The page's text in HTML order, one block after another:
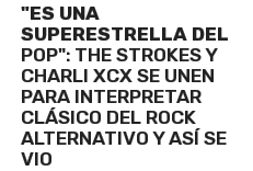
"ES UNA
SUPERESTRELLA DEL
POP": THE STROKES Y
CHARLI XCX SE UNEN
PARA INTERPRETAR
CLÁSICO DEL ROCK
ALTERNATIVO Y ASÍ SE
VIO